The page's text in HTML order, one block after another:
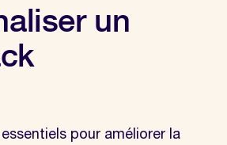
un
pour améliorer la